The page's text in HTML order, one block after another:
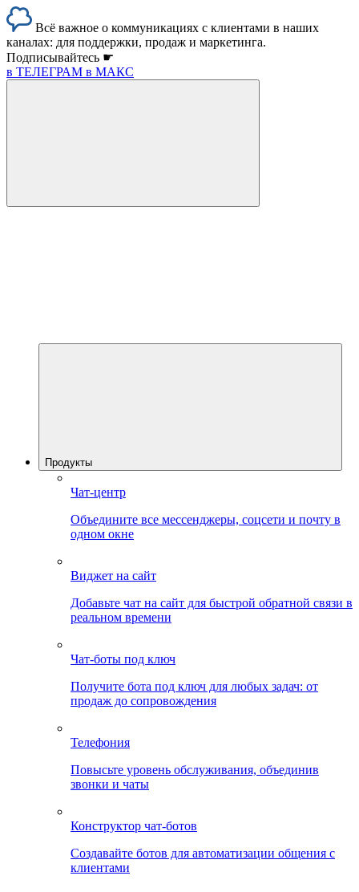
Всё важное о коммуникациях с клиентами в наших
каналах: для поддержки, продаж и маркетинга.
Подписывайтесь ☛
в ТЕЛЕГРАМ в МАКС
Продукты
Чат-центр
Объедините все мессенджеры, соцсети и почту в
одном окне
Виджет на сайт
Добавьте чат на сайт для быстрой обратной связи в
реальном времени
Чат-боты под ключ
Получите бота под ключ для любых задач: от
продаж до сопровождения
Телефония
Повысьте уровень обслуживания, объединив
звонки и чаты
Конструктор чат-ботов
Создавайте ботов для автоматизации общения с
клиентами